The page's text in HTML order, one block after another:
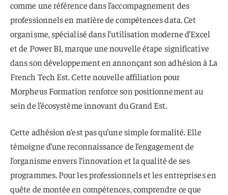
comme une référence dans l’accompagnement des
professionnels en matière de compétences data. Cet
organisme, spécialisé dans l’utilisation moderne d’Excel
et de Power BI, marque une nouvelle étape significative
dans son développement en annonçant son adhésion à La
French Tech Est. Cette nouvelle affiliation pour
Morpheus Formation renforce son positionnement au
sein de l’écosystème innovant du Grand Est.
Cette adhésion n’est pas qu’une simple formalité. Elle
témoigne d’une reconnaissance de l’engagement de
l’organisme envers l’innovation et la qualité de ses
programmes. Pour les professionnels et les entreprises en
quête de montée en compétences, comprendre ce que